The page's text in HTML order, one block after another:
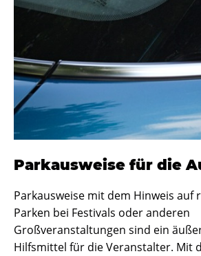
Parkausweise für die
Parkausweise mit dem Hinweis auf
Parken bei Festivals oder anderen
Großveranstaltungen sind ein
Hilfsmittel für die Veranstalter. Mit